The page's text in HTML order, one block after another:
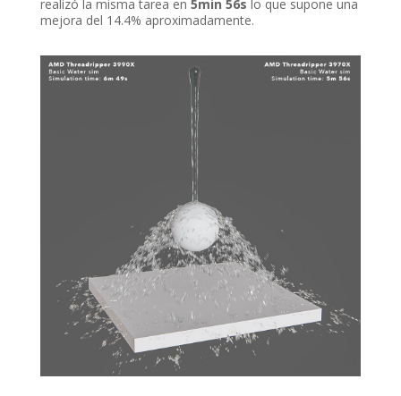
realizó la misma tarea en 5min 56s lo que supone una
mejora del 14.4% aproximadamente.